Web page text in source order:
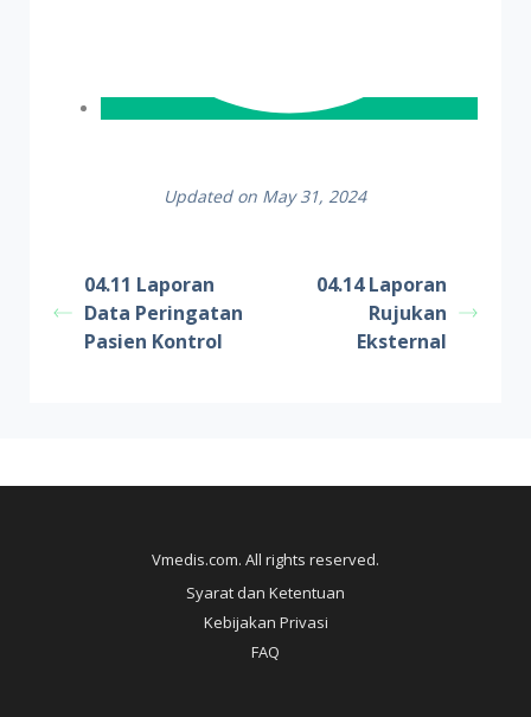
Updated on May 31, 2024
04.11 Laporan
Data Peringatan
Pasien Kontrol
04.14 Laporan
Rujukan
Eksternal
Vmedis.com. All rights reserved.
Syarat dan Ketentuan
Kebijakan Privasi
FAQ